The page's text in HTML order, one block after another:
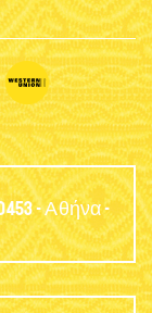
- Αθήνα -